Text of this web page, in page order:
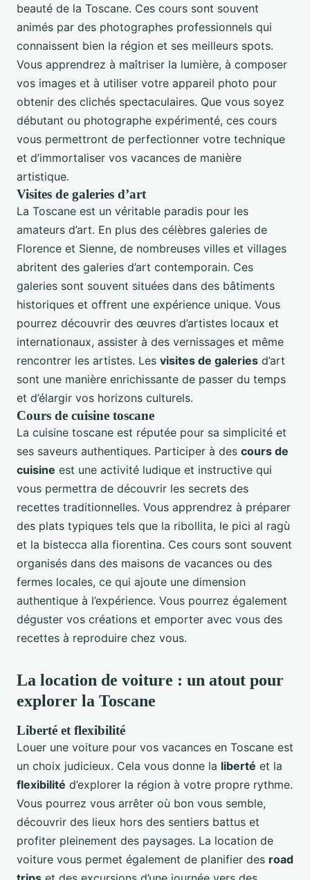
beauté de la Toscane. Ces cours sont souvent
animés par des photographes professionnels qui
connaissent bien la région et ses meilleurs spots.
Vous apprendrez à maîtriser la lumière, à composer
vos images et à utiliser votre appareil photo pour
obtenir des clichés spectaculaires. Que vous soyez
débutant ou photographe expérimenté, ces cours
vous permettront de perfectionner votre technique
et d’immortaliser vos vacances de manière
artistique.
Visites de galeries d’art
La Toscane est un véritable paradis pour les
amateurs d’art. En plus des célèbres galeries de
Florence et Sienne, de nombreuses villes et villages
abritent des galeries d’art contemporain. Ces
galeries sont souvent situées dans des bâtiments
historiques et offrent une expérience unique. Vous
pourrez découvrir des œuvres d’artistes locaux et
internationaux, assister à des vernissages et même
rencontrer les artistes. Les visites de galeries d’art
sont une manière enrichissante de passer du temps
et d’élargir vos horizons culturels.
Cours de cuisine toscane
La cuisine toscane est réputée pour sa simplicité et
ses saveurs authentiques. Participer à des cours de
cuisine est une activité ludique et instructive qui
vous permettra de découvrir les secrets des
recettes traditionnelles. Vous apprendrez à préparer
des plats typiques tels que la ribollita, le pici al ragù
et la bistecca alla fiorentina. Ces cours sont souvent
organisés dans des maisons de vacances ou des
fermes locales, ce qui ajoute une dimension
authentique à l’expérience. Vous pourrez également
déguster vos créations et emporter avec vous des
recettes à reproduire chez vous.
La location de voiture : un atout pour
explorer la Toscane
Liberté et flexibilité
Louer une voiture pour vos vacances en Toscane est
un choix judicieux. Cela vous donne la liberté et la
flexibilité d’explorer la région à votre propre rythme.
Vous pourrez vous arrêter où bon vous semble,
découvrir des lieux hors des sentiers battus et
profiter pleinement des paysages. La location de
voiture vous permet également de planifier des road